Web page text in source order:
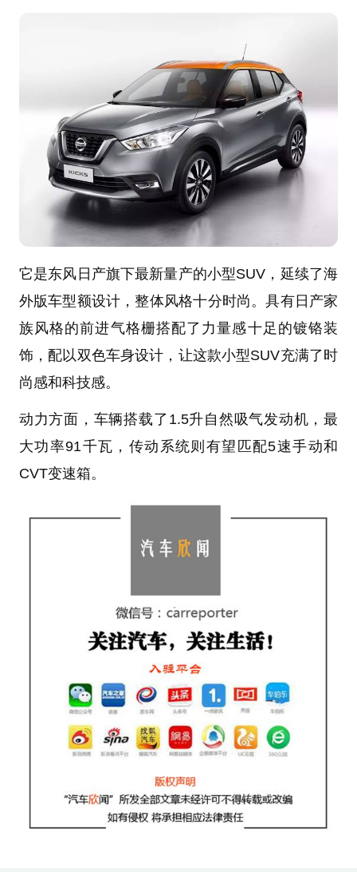
它是东风日产旗下最新量产的小型SUV，延续了海
外版车型额设计，整体风格十分时尚。具有日产家
族风格的前进气格栅搭配了力量感十足的镀铬装
饰，配以双色车身设计，让这款小型SUV充满了时
尚感和科技感。
动力方面，车辆搭载了1.5升自然吸气发动机，最
大功率91千瓦，传动系统则有望匹配5速手动和
CVT变速箱。